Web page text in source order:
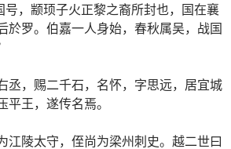
号，颛顼子火正黎之裔所封也，国在襄
於罗。伯嘉一人身始，春秋属吴，战国
丞，赐二千石，名怀，字思远，居宜城
王，遂传名焉。
江陵太守，侄尚为梁州刺史。越二世曰